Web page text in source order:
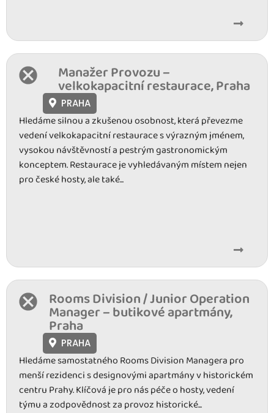
Manažer Provozu –
velkokapacitní restaurace, Praha
PRAHA
Hledáme silnou a zkušenou osobnost, která převezme
vedení velkokapacitní restaurace s výrazným jménem,
vysokou návštěvností a pestrým gastronomickým
konceptem. Restaurace je vyhledávaným místem nejen
pro české hosty, ale také...
Rooms Division / Junior Operation
Manager – butikové apartmány,
Praha
PRAHA
Hledáme samostatného Rooms Division Managera pro
menší rezidenci s designovými apartmány v historickém
centru Prahy. Klíčová je pro nás péče o hosty, vedení
týmu a zodpovědnost za provoz historické...